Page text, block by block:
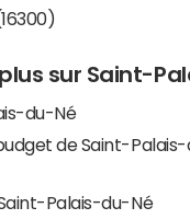
sur Saint-
du-Né
de Saint-
à Saint-Palais-du-Né